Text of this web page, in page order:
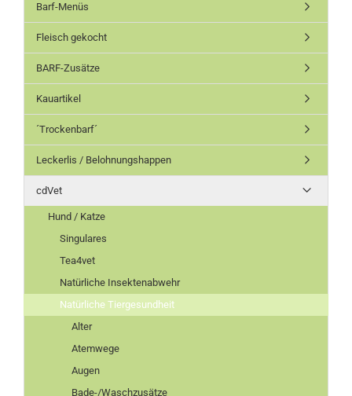
Barf-Menüs
Fleisch gekocht
BARF-Zusätze
Kauartikel
´Trockenbarf´
Leckerlis / Belohnungshappen
cdVet
Hund / Katze
Singulares
Tea4vet
Natürliche Insektenabwehr
Natürliche Tiergesundheit
Alter
Atemwege
Augen
Bade-/Waschzusätze